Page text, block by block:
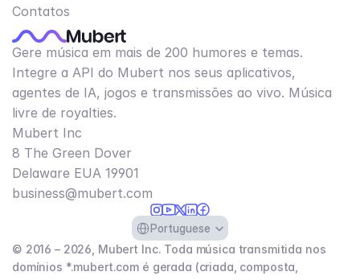
Contatos
Gere música em mais de 200 humores e temas.
Integre a API do Mubert nos seus aplicativos,
agentes de IA, jogos e transmissões ao vivo. Música
livre de royalties.
Mubert Inc
8 The Green Dover
Delaware EUA 19901​
business@mubert.com
Select Language
Portuguese
© 2016 – 2026, Mubert Inc. Toda música transmitida nos
domínios *.mubert.com é gerada (criada, composta,